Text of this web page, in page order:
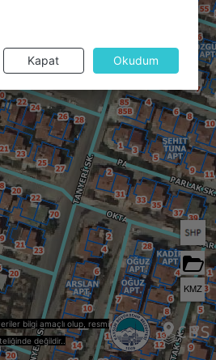
KMZ
bilgi amaçlı olup, resmi
değildir..
Kapat Okudum